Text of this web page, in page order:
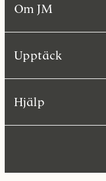
Om JM
Upptäck
Hjälp